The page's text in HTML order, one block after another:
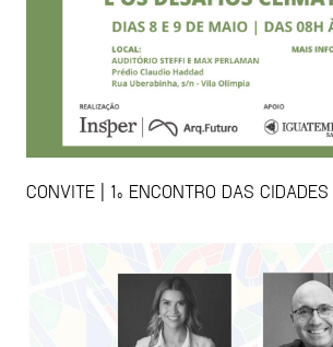
CONVITE | 1º ENCONTRO DAS CIDADES